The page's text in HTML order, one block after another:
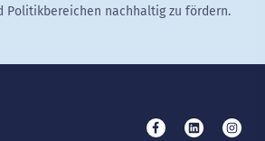
Politikbereichen nachhaltig zu fördern.
Besuchen Sie uns
Besuchen